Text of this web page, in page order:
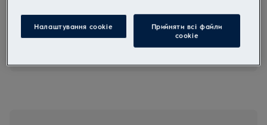
полное руководство пользователя.
Налаштування cookie
Прийняти всі файли
сookie